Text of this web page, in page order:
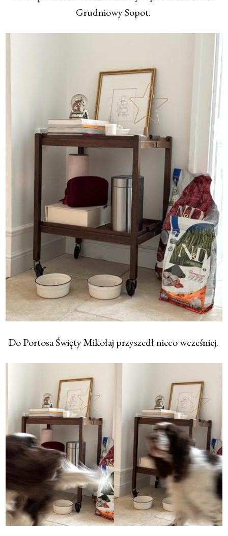
Grudniowy Sopot.
Do Portosa Święty Mikołaj przyszedł nieco wcześniej.